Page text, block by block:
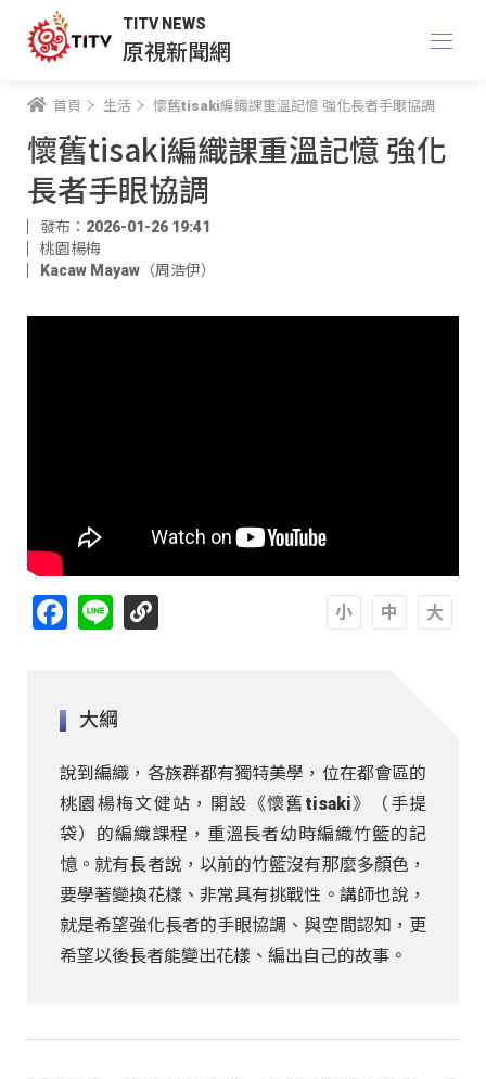
TITV NEWS
原視新聞網
首頁 生活 懷舊tisaki編織課重溫記憶 強化長者手眼協調
懷舊tisaki編織課重溫記憶 強化
長者手眼協調
發布：2026-01-26 19:41
桃園楊梅
Kacaw Mayaw（周浩伊）
Facebook
Line
大綱
說到編織，各族群都有獨特美學，位在都會區的
桃園楊梅文健站，開設《懷舊tisaki》（手提
袋）的編織課程，重溫長者幼時編織竹籃的記
憶。就有長者說，以前的竹籃沒有那麼多顏色，
要學著變換花樣、非常具有挑戰性。講師也說，
就是希望強化長者的手眼協調、與空間認知，更
希望以後長者能變出花樣、編出自己的故事。